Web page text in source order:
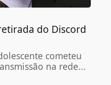
do Discord
cometeu
na rede...